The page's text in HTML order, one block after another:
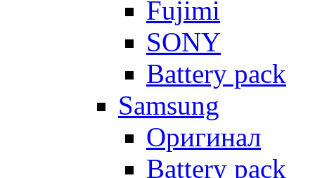
Fujimi
SONY
Battery pack
Samsung
Оригинал
Battery pack